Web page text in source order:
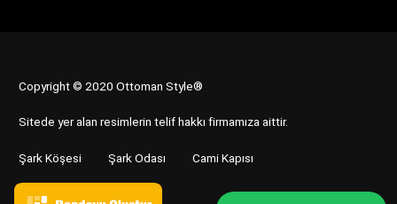
Copyright © 2020 Ottoman Style®
Sitede yer alan resimlerin telif hakkı firmamıza aittir.
Şark Köşesi Şark Odası Cami Kapısı